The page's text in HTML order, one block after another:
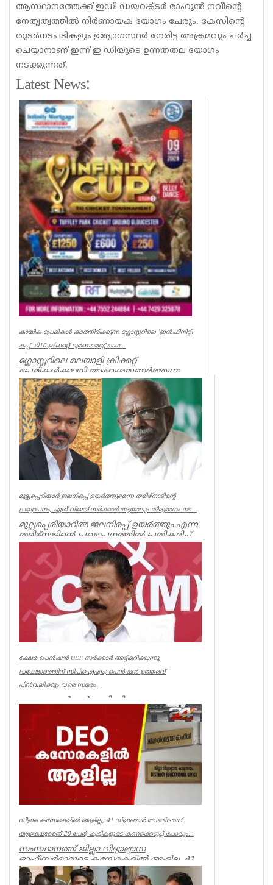
ആസ്ഥാനത്തേക്ക് ഇഡി ഡയറക്ടര്‍ രാഹുല്‍ നവീന്റെ
നേതൃത്വത്തില്‍ നിര്‍ണായക യോഗം ചേരും. കേസിന്റെ
തുടര്‍നടപടികളും ഉദ്യോഗസ്ഥര്‍ നേരിട്ട അക്രമവും ചര്‍ച്ച
ചെയ്യാനാണ് ഇന്ന് ഇ ഡിയുടെ ഉന്നതതല യോഗം
നടക്കുന്നത്.
Latest News:
കായിക പ്രേമികള്‍ കാത്തിരിക്കുന്ന ഗ്ലോസ്റ്ററിലെ 'ഇന്‍ഫിനിറ്റി
കപ്പ്' ടി10 ക്രിക്കറ്റ് ടൂര്‍ണമെന്റ് ഓഗ...
ഗ്ലോസ്റ്ററിലെ മലയാളി ക്രിക്കറ്റ്
പ്രേമികള്‍ക്കായി ആവേശമുണര്‍ത്തുന്ന
'ഇന്‍ഫിനിറ്റി കപ്പ് - സീസണ്‍ 3'...
Associations
മുല്ലപ്പെരിയാർ ജലനിരപ്പ് ഉയർത്തുമെന്ന തമിഴ്നാടിന്റെ
പ്രഖ്യാപനം, ഏത് വിജയ് സർക്കാർ ആയാലും തീരുമാനം നട...
മുല്ലപ്പെരിയാറിൽ ജലനിരപ്പ് ഉയർത്തും എന്ന
തമിഴ്നാടിന്റെ പ്രഖ്യാപനത്തിൽ പ്രതികരിച്ച്
മുൻമന്ത്രി എം എം...
Kerala
ക്ഷേമ പെൻഷൻ UDF സർക്കാർ അട്ടിമറിക്കുന്നു,
പ്രക്ഷോഭത്തിന് സിപിഐഎം; പെൻഷൻ ഉത്തരവ്
പിൻവലിക്കും വരെ സമരം...
ക്ഷേമ പെൻഷൻ അട്ടിമറിക്കാനുള്ള ബോധ
പൂർവമായ ശ്രമമാണ് യു ഡി എഫ് സർക്കാർ
നടത്തുന്നതെന്ന് സിപിഐഎം സംസ്ഥാ...
Kerala
ഡിഇഒ കസേരകളില്‍ ആളില്ല; 41 ഡിഇഒമാര്‍ വേണ്ടിടത്ത്
ആകെയുള്ളത് 20 പേര്‍; കുട്ടികളുടെ കണക്കെടുപ്പ് പോലും...
സംസ്ഥാനത്ത് ജില്ലാ വിദ്യാഭ്യാസ
ഓഫീസര്‍മാരുടെ കസേരകളില്‍ ആളില്ല. 41
ഡിഇഒമാരില്‍ നിലവില്‍ ഉള്ളത് 20 പ...